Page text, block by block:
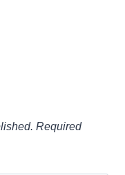
Required